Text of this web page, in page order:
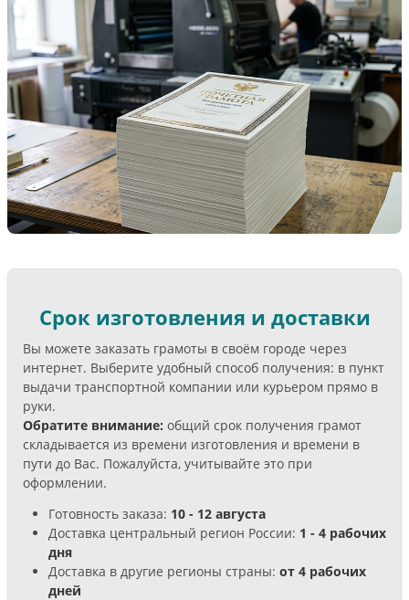
Срок изготовления и доставки
Вы можете заказать грамоты в своём городе через
интернет. Выберите удобный способ получения: в пункт
выдачи транспортной компании или курьером прямо в
руки.
Обратите внимание: общий срок получения грамот
складывается из времени изготовления и времени в
пути до Вас. Пожалуйста, учитывайте это при
оформлении.
Готовность заказа: 10 - 12 августа
Доставка центральный регион России: 1 - 4 рабочих
дня
Доставка в другие регионы страны: от 4 рабочих
дней